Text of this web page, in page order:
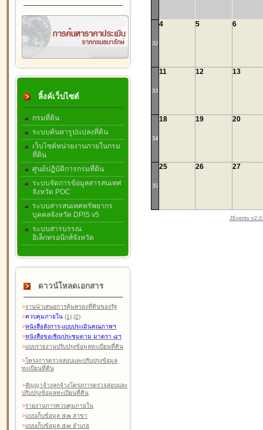
ลิ้งค์เว็บไซต์
กรมที่ดิน
ระบบค้นหารูปแปลงที่ดิน
เว็บไซต์หน่วยงานภายในกรม
ที่ดิน
ศูนย์ปฏิบัติการกรมที่ดิน
ระบบจัดการข้อมูลสารสนเทศ
จังหวัด POC
ระบบสารสนเทศทรัพยากร
บุคคลจังหวัด DPIS v5
ระบบสารบรรณ
อิเล็กทรอนิกส์จังหวัด
ดาวน์โหลดเอกสาร
>งานนำเสนอการคุ้มครองที่ดินของรัฐ
>ควบคุมภายใน (1) (2)
>หนังสือสังการ-แบบประเมินคุณภาพฯ
>หนังสือขอเชิญประชุมตาม มาตรา ๘ฯ
>แบบรายงานปรับปรุงข้อมูลทะเบียนที่ดิน
>โครงการตรวจสอบและปรับปรุงข้อมูล
ทะเบียนที่ดิน
>สัญญาจ้างลูกจ้างโครงการตรวจสอบและ
ปรับปรุงข้อมูลทะเบียนที่ดิน
>รายงานการควบคุมภายใน
>แบบเก็บข้อมูล ๕๗ สาขา
>แบบเก็บข้อมูล ๕๗ อำเภอ
32
4 5 6
33
11 12 13
34
18 19 20
35
25 26 27
JEvents